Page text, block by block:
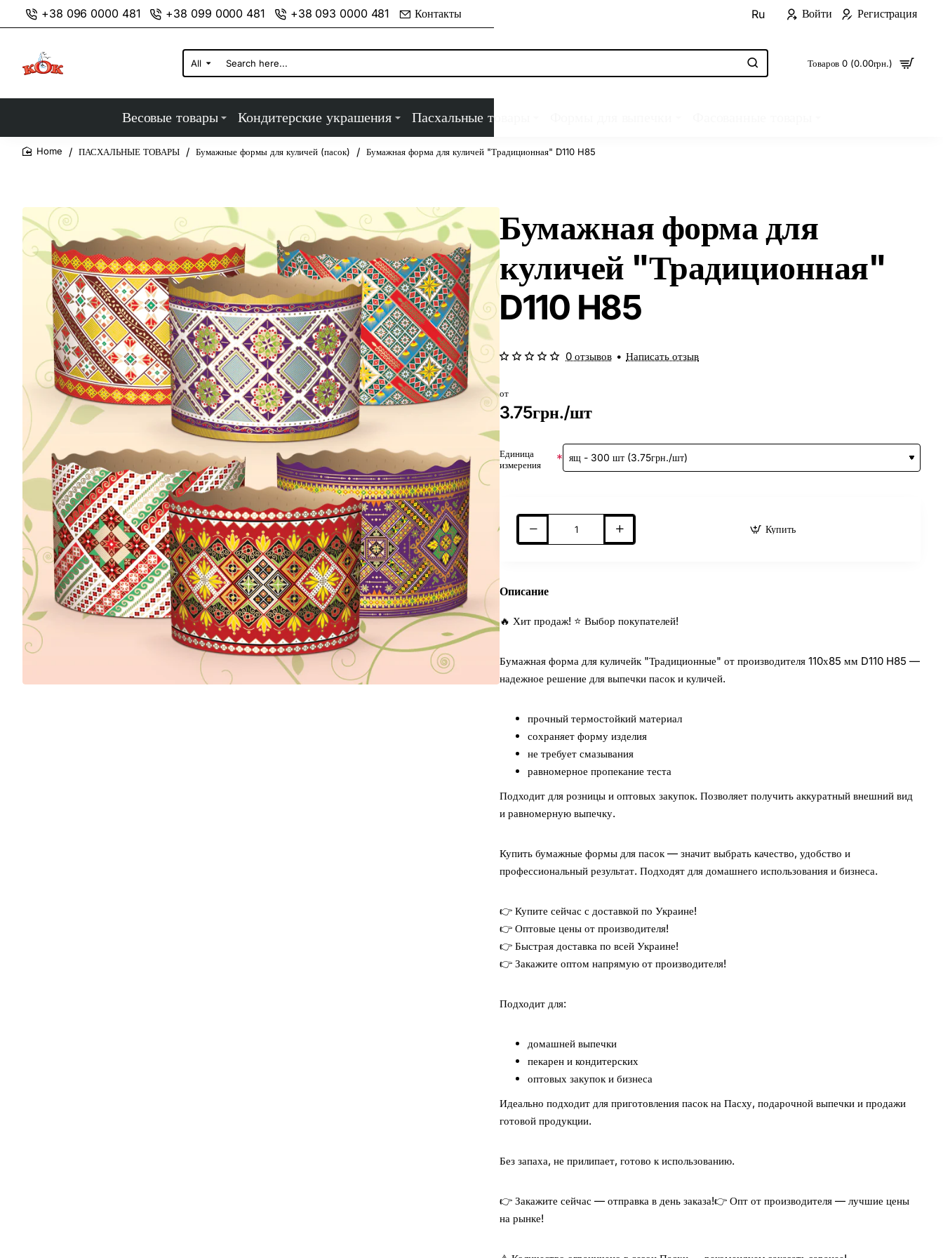
+38 096 0000 481 +38 099 0000 481 +38 093 0000 481 Контакты Ru Войти Регистрация
All
Search
here...
Товаров 0 (0.00грн.)
Весовые товары Кондитерские украшения Пасхальные товары
ПАСХАЛЬНЫЕ ТОВАРЫ Бумажные формы для куличей (пасок) Бумажная форма для куличей "Традиционная" D110 H85
Бумажная форма для
куличей "Традиционная"
D110 H85
0 отзывов • Написать отзыв
от
3.75грн./шт
Единица
измерения
Купить
Описание
🔥 Хит продаж! ⭐ Выбор покупателей!
Бумажная форма для куличейк "Традиционные" от производителя 110х85 мм D110 H85 —
надежное решение для выпечки пасок и куличей.
прочный термостойкий материал
сохраняет форму изделия
не требует смазывания
равномерное пропекание теста
Подходит для розницы и оптовых закупок. Позволяет получить аккуратный внешний вид
и равномерную выпечку.
Купить бумажные формы для пасок — значит выбрать качество, удобство и
профессиональный результат. Подходят для домашнего использования и бизнеса.
👉 Купите сейчас с доставкой по Украине!
👉 Оптовые цены от производителя!
👉 Быстрая доставка по всей Украине!
👉 Закажите оптом напрямую от производителя!
Подходит для:
домашней выпечки
пекарен и кондитерских
оптовых закупок и бизнеса
Идеально подходит для приготовления пасок на Пасху, подарочной выпечки и продажи
готовой продукции.
Без запаха, не прилипает, готово к использованию.
👉 Закажите сейчас — отправка в день заказа!👉 Опт от производителя — лучшие цены
на рынке!